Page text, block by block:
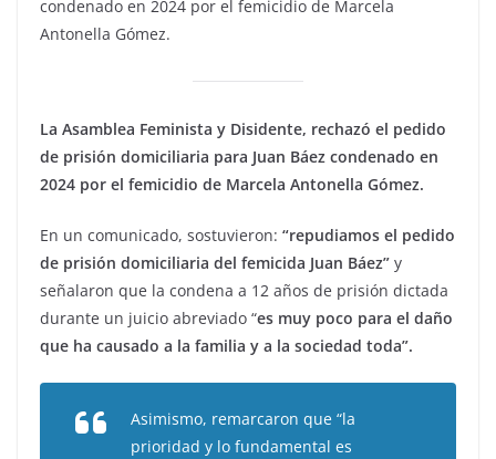
condenado en 2024 por el femicidio de Marcela
Antonella Gómez.
La Asamblea Feminista y Disidente, rechazó el pedido
de prisión domiciliaria para Juan Báez condenado en
2024 por el femicidio de Marcela Antonella Gómez.
En un comunicado, sostuvieron: “repudiamos el pedido
de prisión domiciliaria del femicida Juan Báez” y
señalaron que la condena a 12 años de prisión dictada
durante un juicio abreviado “es muy poco para el daño
que ha causado a la familia y a la sociedad toda”.
Asimismo, remarcaron que “la
prioridad y lo fundamental es